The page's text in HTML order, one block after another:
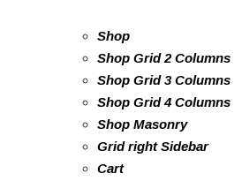
Shop
Shop Grid 2 Columns
Shop Grid 3 Columns
Shop Grid 4 Columns
Shop Masonry
Grid right Sidebar
Cart